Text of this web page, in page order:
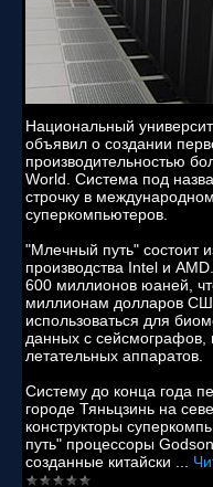
Национальный
объявил о создании
производительностью
World. Система под
строчку в
суперкомпьютеров.
"Млечный путь" состоит
производства Intel и
600 миллионов юаней,
миллионам долларов
использоваться для
данных с сейсмографов,
летательных аппаратов.
Систему до конца года
городе Тяньцзинь на
конструкторы
путь" процессоры
созданные китайски ...